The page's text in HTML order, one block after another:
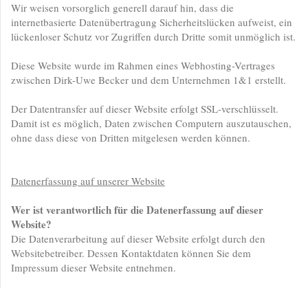
Wir weisen vorsorglich generell darauf hin, dass die
internetbasierte Datenübertragung Sicherheitslücken aufweist, ein
lückenloser Schutz vor Zugriffen durch Dritte somit unmöglich ist.
Diese Website wurde im Rahmen eines Webhosting-Vertrages
zwischen Dirk-Uwe Becker und dem Unternehmen 1&1 erstellt.
Der Datentransfer auf dieser Website erfolgt SSL-verschlüsselt.
Damit ist es möglich, Daten zwischen Computern auszutauschen,
ohne dass diese von Dritten mitgelesen werden können.
Datenerfassung auf unserer Website
Wer ist verantwortlich für die Datenerfassung auf dieser
Website?
Die Datenverarbeitung auf dieser Website erfolgt durch den
Websitebetreiber. Dessen Kontaktdaten können Sie dem
Impressum dieser Website entnehmen.